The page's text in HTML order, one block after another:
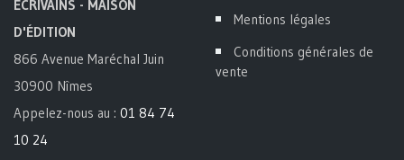
ECRIVAINS - MAISON
D'ÉDITION
866 Avenue Maréchal Juin
30900 Nîmes
Appelez-nous au : 01 84 74
10 24
Mentions légales
Conditions générales de
vente